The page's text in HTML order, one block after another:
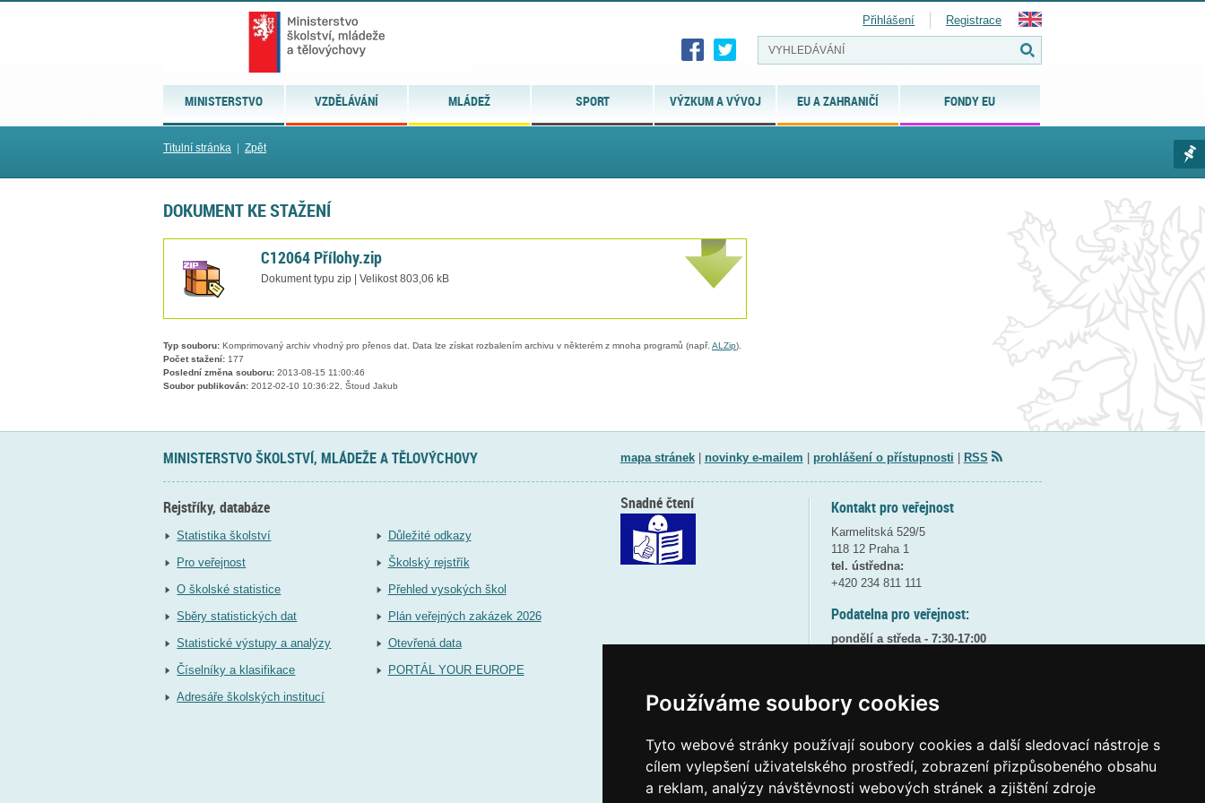
Používáme soubory cookies
Tyto webové stránky používají soubory cookies a další sledovací nástroje s
cílem vylepšení uživatelského prostředí, zobrazení přizpůsobeného obsahu
a reklam, analýzy návštěvnosti webových stránek a zjištění zdroje
MINISTERSTVO VZDĚLÁVÁNÍ MLÁDEŽ SPORT VÝZKUM A VÝVOJ EU A ZAHRANIČÍ FONDY EU
Přihlášení Registrace
Titulní stránka Zpět
DOKUMENT KE STAŽENÍ
C12064 Přílohy.zip
Dokument typu zip | Velikost 803,06 kB
Typ souboru: Komprimovaný archiv vhodný pro přenos dat. Data lze získat rozbalením archivu v některém z mnoha programů (např. ALZip).
Počet stažení: 177
Poslední změna souboru: 2013-08-15 11:00:46
Soubor publikován: 2012-02-10 10:36:22, Štoud Jakub
MINISTERSTVO ŠKOLSTVÍ, MLÁDEŽE A TĚLOVÝCHOVY mapa stránek| novinky e-mailem prohlášení o přístupnosti RSS
Rejstříky, databáze
Statistika školství
Pro veřejnost
O školské statistice
Sběry statistických dat
Statistické výstupy a analýzy
Číselníky a klasifikace
Adresáře školských institucí
Důležité odkazy
Školský rejstřík
Přehled vysokých škol
Plán veřejných zakázek 2026
Otevřená data
PORTÁL YOUR EUROPE
Kontakt pro veřejnost
Karmelitská 529/5
118 12 Praha 1
tel. ústředna:
+420 234 811 111
Podatelna pro veřejnost:
pondělí a středa - 7:30-17:00
8:30 - 9:30 - bezpečnostní přestávka
Elektronická podatelna:
posta@msmtgov cz
Snadné čtení